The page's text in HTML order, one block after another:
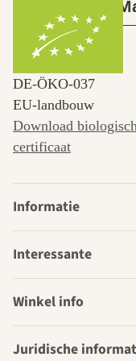
Over
DE‑ÖKO‑037
EU-landbouw
Download
certificaat
Informatie
Interessante
Winkel info
Juridische